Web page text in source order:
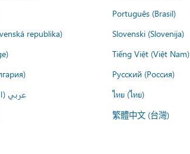
Português (Brasil)
republika) Slovenski (Slovenija)
Tiếng Việt (Việt Nam)
Русский (Россия)
عربي ไทย (ไทย)
繁體中文 (台灣)